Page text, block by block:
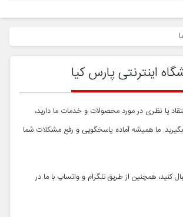
اینترنتی پارس کیا
یا نظری در مورد محصولات و خدمات ما دارید،
ما همیشه آماده پاسخگویی و رفع مشکلات شما
کنید، همچنین از طریق تلگرام و واتساپ با ما در